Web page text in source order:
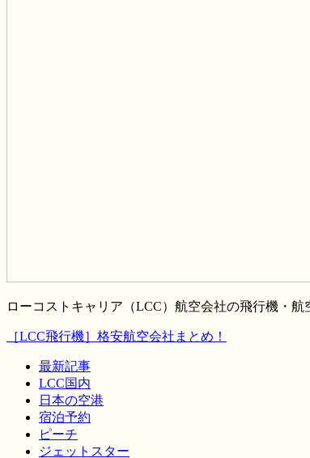
ローコストキャリア（LCC）航空会社の飛行機・
［LCC飛行機］格安航空会社まとめ！
最新記事
LCC国内
日本の空港
宿泊予約
ピーチ
ジェットスター